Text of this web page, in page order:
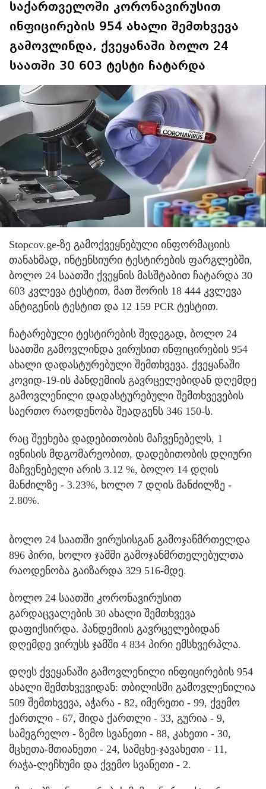
საქართველოში კორონავირუსით
ინფიცირების 954 ახალი შემთხვევა
გამოვლინდა, ქვეყანაში ბოლო 24
საათში 30 603 ტესტი ჩატარდა
Stopcov.ge-ზე გამოქვეყნებული ინფორმაციის
თანახმად, ინტენსიური ტესტირების ფარგლებში,
ბოლო 24 საათში ქვეყნის მასშტაბით ჩატარდა 30
603 კვლევა ტესტით, მათ შორის 18 444 კვლევა
ანტიგენის ტესტით და 12 159 PCR ტესტით.
ჩატარებული ტესტირების შედეგად, ბოლო 24
საათში გამოვლინდა ვირუსით ინფიცირების 954
ახალი დადასტურებული შემთხვევა. ქვეყანაში
კოვიდ-19-ის პანდემიის გავრცელებიდან დღემდე
გამოვლენილი დადასტურებული შემთხვევების
საერთო რაოდენობა შეადგენს 346 150-ს.
რაც შეეხება დადებითობის მაჩვენებელს, 1
ივნისის მდგომარეობით, დადებითობის დღიური
მაჩვენებელი არის 3.12 %, ბოლო 14 დღის
მანძილზე - 3.23%, ხოლო 7 დღის მანძილზე -
2.80%.
ბოლო 24 საათში ვირუსისგან გამოჯანმრთელდა
896 პირი, ხოლო ჯამში გამოჯანმრთელებულთა
რაოდენობა გაიზარდა 329 516-მდე.
ბოლო 24 საათში კორონავირუსით
გარდაცვალების 30 ახალი შემთხვევა
დაფიქსირდა. პანდემიის გავრცელებიდან
დღემდე ვირუსს ჯამში 4 834 პირი ემსხვერპლა.
დღეს ქვეყანაში გამოვლენილი ინფიცირების 954
ახალი შემთხვევიდან: თბილისში გამოვლენილია
509 შემთხვევა, აჭარა - 82, იმერეთი - 99, ქვემო
ქართლი - 67, შიდა ქართლი - 33, გურია - 9,
სამეგრელო - ზემო სვანეთი - 88, კახეთი - 30,
მცხეთა-მთიანეთი - 24, სამცხე-ჯავახეთი - 11,
რაჭა-ლეჩხუმი და ქვემო სვანეთი - 2.